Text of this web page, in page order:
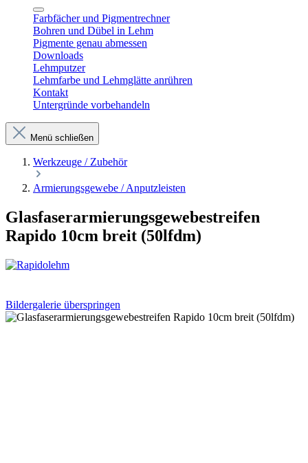
Farbfächer und Pigmentrechner
Bohren und Dübel in Lehm​
Pigmente genau abmessen
Downloads
Lehmputzer
Lehmfarbe und Lehmglätte anrühren
Kontakt
Untergründe vorbehandeln
Menü schließen
Werkzeuge / Zubehör
Armierungsgewebe / Anputzleisten
Glasfaserarmierungsgewebestreifen
Rapido 10cm breit (50lfdm)
Bildergalerie überspringen